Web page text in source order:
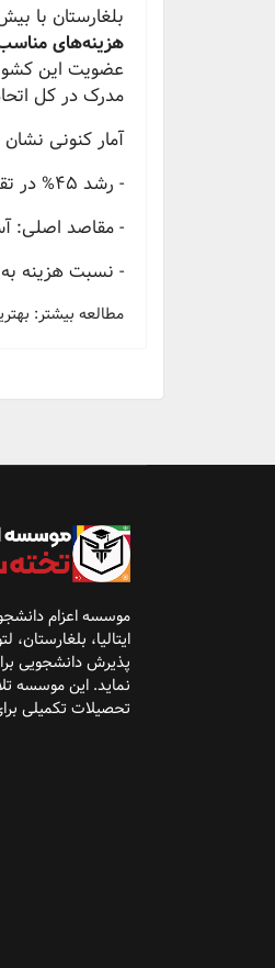
بلغارستان با بیش از 130 سال تاریخ
هزینه‌های
مدرک در کل
آمار کنونی
- رشد 45% در تقاضای دانشجویان بین‌المللی
- مقاصد اصلی:
- نسبت هزینه به کیفیت بهتر از
مطالعه بیشتر:
موسسه اعزام
ایتالیا،
پذیرشدانشجویی
نماید. این موسسه
تحصیلات تکمیلی